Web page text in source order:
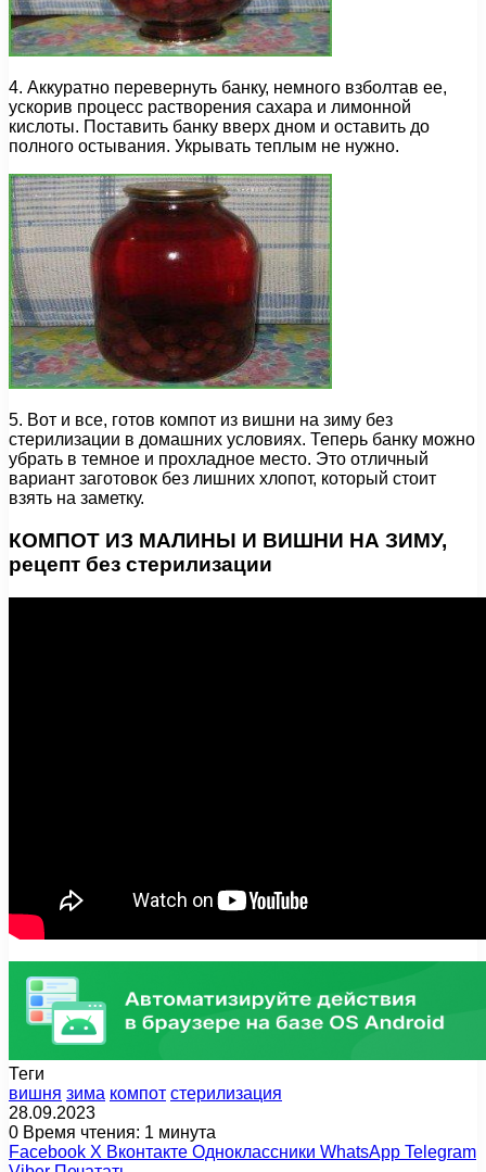
4. Аккуратно перевернуть банку, немного взболтав ее,
ускорив процесс растворения сахара и лимонной
кислоты. Поставить банку вверх дном и оставить до
полного остывания. Укрывать теплым не нужно.
5. Вот и все, готов компот из вишни на зиму без
стерилизации в домашних условиях. Теперь банку можно
убрать в темное и прохладное место. Это отличный
вариант заготовок без лишних хлопот, который стоит
взять на заметку.
КОМПОТ ИЗ МАЛИНЫ И ВИШНИ НА ЗИМУ,
рецепт без стерилизации
Теги
вишня зима компот стерилизация
28.09.2023
0 Время чтения: 1 минута
Facebook X Вконтакте Одноклассники WhatsApp Telegram